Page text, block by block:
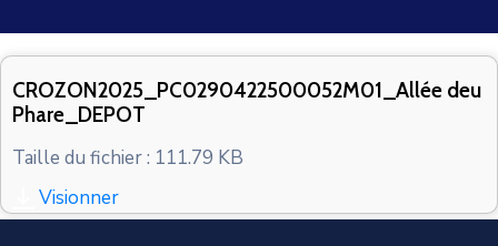
VOS
CONTACT
CROZON2025_PC0290422500052M01_Allée deu
Phare_DEPOT
Taille du fichier : 111.79 KB
Visionner